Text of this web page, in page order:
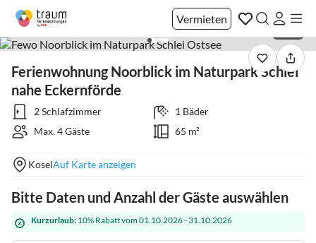
Vermieten
Ferienwohnung Noorblick im Naturpark Schlei
nahe Eckernförde
2 Schlafzimmer
1 Bäder
Max. 4 Gäste
65 m²
KoselAuf Karte anzeigen
Bitte Daten und Anzahl der Gäste auswählen
Kurzurlaub: 10% Rabatt vom 01.10.2026 - 31.10.2026